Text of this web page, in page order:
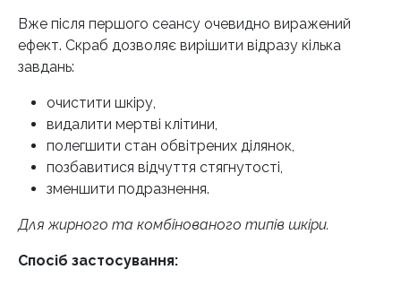
Вже після першого сеансу очевидно виражений
ефект. Скраб дозволяє вирішити відразу кілька
завдань:
очистити шкіру,
видалити мертві клітини,
полегшити стан обвітрених ділянок,
позбавитися відчуття стягнутості,
зменшити подразнення.
Для жирного та комбінованого типів шкіри.
Спосіб застосування: